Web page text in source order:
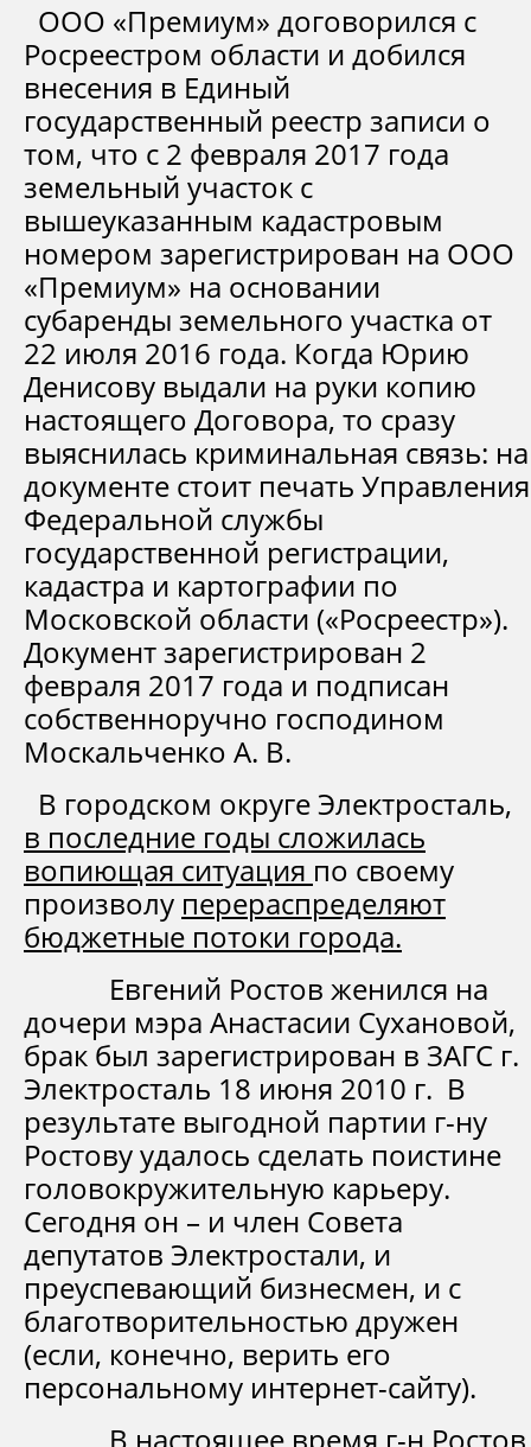
ООО «Премиум» договорился с
Росреестром области и добился
внесения в Единый
государственный реестр записи о
том, что с 2 февраля 2017 года
земельный участок с
вышеуказанным кадастровым
номером зарегистрирован на ООО
«Премиум» на основании
субаренды земельного участка от
22 июля 2016 года. Когда Юрию
Денисову выдали на руки копию
настоящего Договора, то сразу
выяснилась криминальная связь: на
документе стоит печать Управления
Федеральной службы
государственной регистрации,
кадастра и картографии по
Московской области («Росреестр»).
Документ зарегистрирован 2
февраля 2017 года и подписан
собственноручно господином
Москальченко А. В.
В городском округе Электросталь,
в последние годы сложилась
вопиющая ситуация по своему
произволу перераспределяют
бюджетные потоки города.
Евгений Ростов женился на
дочери мэра Анастасии Сухановой,
брак был зарегистрирован в ЗАГС г.
Электросталь 18 июня 2010 г. В
результате выгодной партии г-ну
Ростову удалось сделать поистине
головокружительную карьеру.
Сегодня он – и член Совета
депутатов Электростали, и
преуспевающий бизнесмен, и с
благотворительностью дружен
(если, конечно, верить его
персональному интернет-сайту).